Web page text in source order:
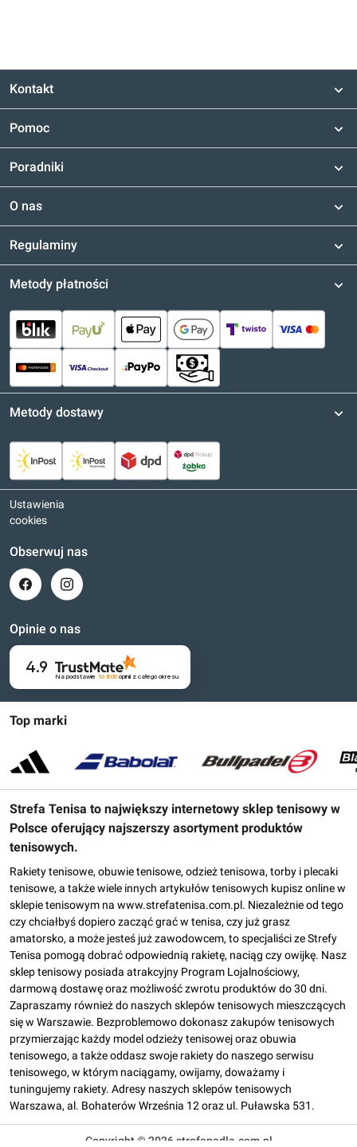
Kontakt
Pomoc
Poradniki
O nas
Regulaminy
Top marki
Strefa Tenisa to największy internetowy sklep tenisowy w
Polsce oferujący najszerszy asortyment produktów
tenisowych.
Rakiety tenisowe, obuwie tenisowe, odzież tenisowa, torby i plecaki
tenisowe, a także wiele innych artykułów tenisowych kupisz online w
sklepie tenisowym na www.strefatenisa.com.pl. Niezależnie od tego
czy chciałbyś dopiero zacząć grać w tenisa, czy już grasz
amatorsko, a może jesteś już zawodowcem, to specjaliści ze Strefy
Tenisa pomogą dobrać odpowiednią rakietę, naciąg czy owijkę. Nasz
sklep tenisowy posiada atrakcyjny Program Lojalnościowy,
darmową dostawę oraz możliwość zwrotu produktów do 30 dni.
Zapraszamy również do naszych sklepów tenisowych mieszczących
się w Warszawie. Bezproblemowo dokonasz zakupów tenisowych
przymierzając każdy model odzieży tenisowej oraz obuwia
tenisowego, a także oddasz swoje rakiety do naszego serwisu
tenisowego, w którym naciągamy, owijamy, doważamy i
tuningujemy rakiety. Adresy naszych sklepów tenisowych
Warszawa, al. Bohaterów Września 12 oraz ul. Puławska 531.
Metody płatności
Metody dostawy
Ustawienia
cookies
Obserwuj nas
Opinie o nas
4.9
Na podstawie 16 800opinii z całego okresu
Copyright © 2026 strefapadla.com.pl